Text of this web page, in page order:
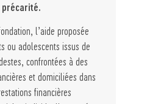
précarité.
l’aide proposée
ou adolescents issus de
confrontées à des
et domiciliées dans
financières